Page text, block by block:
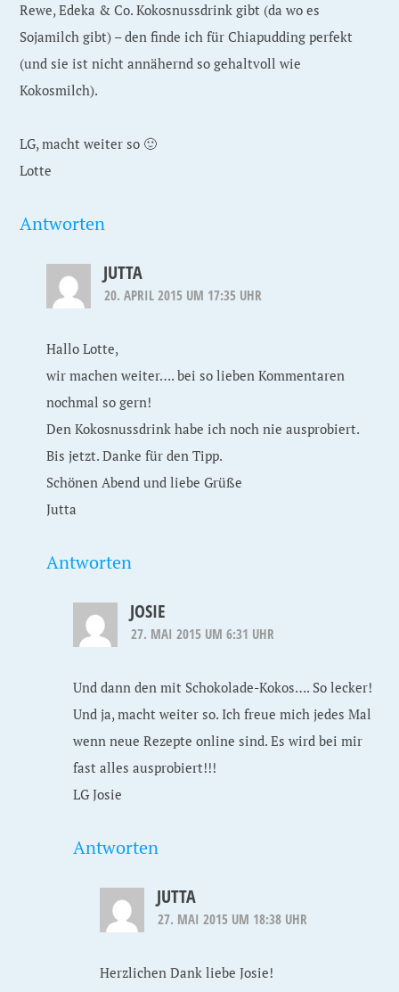
Rewe, Edeka & Co. Kokosnussdrink gibt (da wo es
Sojamilch gibt) – den finde ich für Chiapudding perfekt
(und sie ist nicht annähernd so gehaltvoll wie
Kokosmilch).
LG, macht weiter so 🙂
Lotte
Antworten
JUTTA
20. APRIL 2015 UM 17:35 UHR
Hallo Lotte,
wir machen weiter…. bei so lieben Kommentaren
nochmal so gern!
Den Kokosnussdrink habe ich noch nie ausprobiert.
Bis jetzt. Danke für den Tipp.
Schönen Abend und liebe Grüße
Jutta
Antworten
JOSIE
27. MAI 2015 UM 6:31 UHR
Und dann den mit Schokolade-Kokos…. So lecker!
Und ja, macht weiter so. Ich freue mich jedes Mal
wenn neue Rezepte online sind. Es wird bei mir
fast alles ausprobiert!!!
LG Josie
Antworten
JUTTA
27. MAI 2015 UM 18:38 UHR
Herzlichen Dank liebe Josie!